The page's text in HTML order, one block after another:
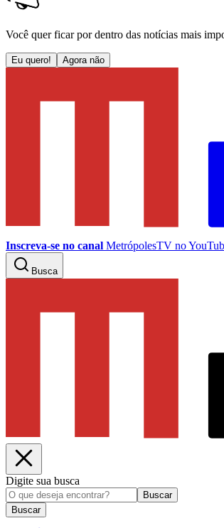
Você quer ficar por dentro das notícias mais
Eu quero! Agora não
Inscreva-se no canal MetrópolesTV no
Busca
Digite sua busca
Buscar
Buscar